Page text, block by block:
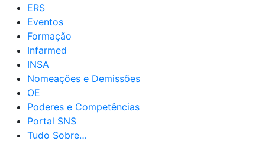
ERS
Eventos
Formação
Infarmed
INSA
Nomeações e Demissões
OE
Poderes e Competências
Portal SNS
Tudo Sobre…